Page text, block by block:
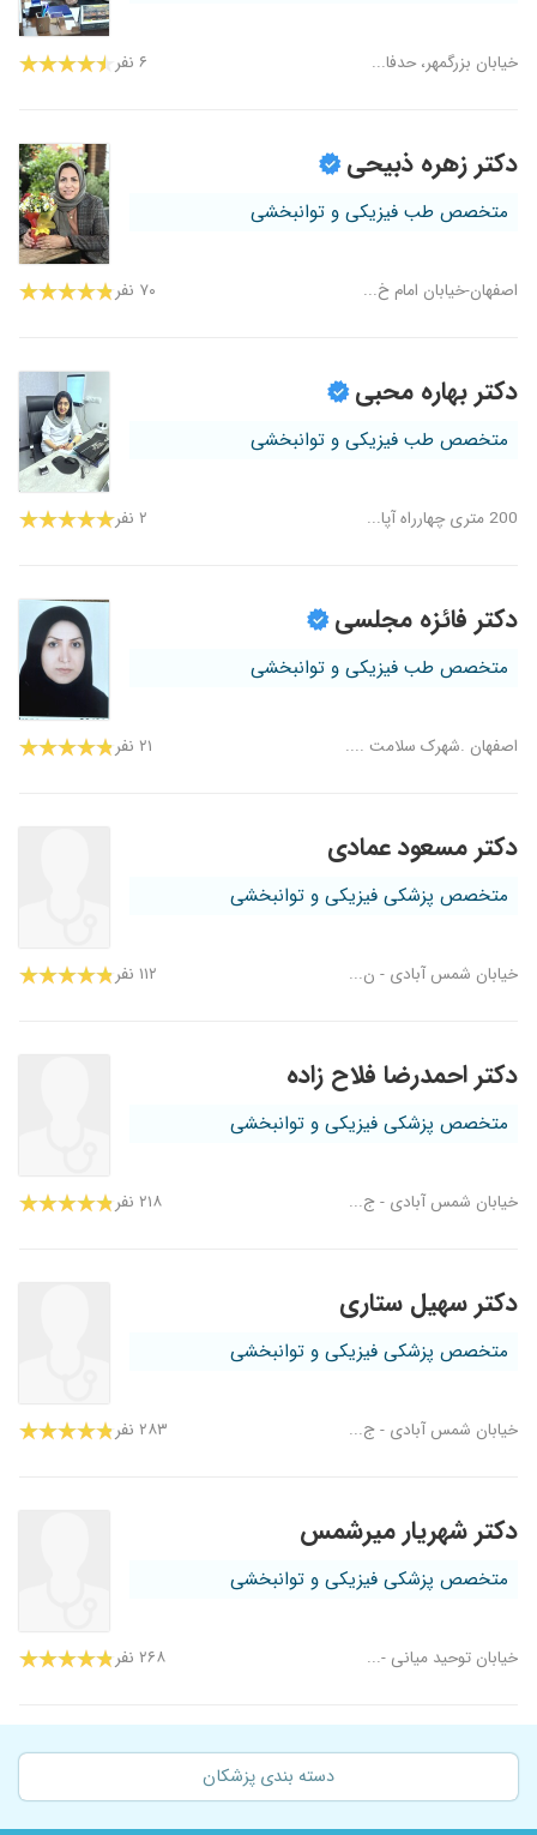
خیابان بزرگمهر، حدفا... ۶ نفر
دکتر زهره ذبیحی
متخصص طب فیزیکی و توانبخشی
اصفهان-خیابان امام خ... ۷۰ نفر
دکتر بهاره محبی
متخصص طب فیزیکی و توانبخشی
200 متری چهارراه آپا... ۲ نفر
دکتر فائزه مجلسی
متخصص طب فیزیکی و توانبخشی
اصفهان .شهرک سلامت .... ۲۱ نفر
دکتر مسعود عمادی
متخصص پزشکی فیزیکی و توانبخشی
خیابان شمس آبادی - ن... ۱۱۲ نفر
دکتر احمدرضا فلاح زاده
متخصص پزشکی فیزیکی و توانبخشی
خیابان شمس آبادی - ج... ۲۱۸ نفر
دکتر سهیل ستاری
متخصص پزشکی فیزیکی و توانبخشی
خیابان شمس آبادی - ج... ۲۸۳ نفر
دکتر شهریار میرشمس
متخصص پزشکی فیزیکی و توانبخشی
خیابان توحید میانی -... ۲۶۸ نفر
دسته بندی پزشکان